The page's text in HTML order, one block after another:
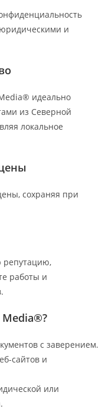
и
идеально
из Северной
локальное
сохраняя при
репутацию,
работы и
Media®?
с заверением.
сайтов и
или